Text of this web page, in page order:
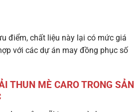
điểm, chất liệu này lại có mức giá
với các dự án may đồng phục số
THUN MÈ CARO TRONG SẢN